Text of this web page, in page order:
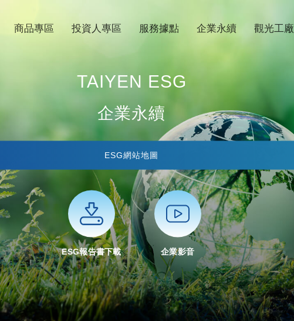
商品專區 投資人專區 服務據點 企業永續 觀光工廠
TAIYEN ESG
企業永續
ESG網站地圖
ESG報告書下載 企業影音